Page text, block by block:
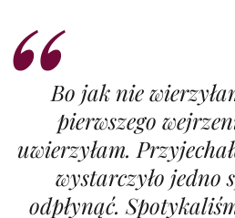
Bo jak nie
pierwszego
uwierzyłam.
wystarczyło jedno
odpłynąć.